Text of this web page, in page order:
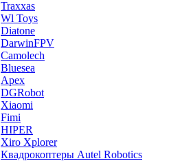
Traxxas
Wl Toys
Diatone
DarwinFPV
Camolech
Bluesea
Apex
DGRobot
Xiaomi
Fimi
HIPER
Xiro Xplorer
Квадрокоптеры Autel Robotics